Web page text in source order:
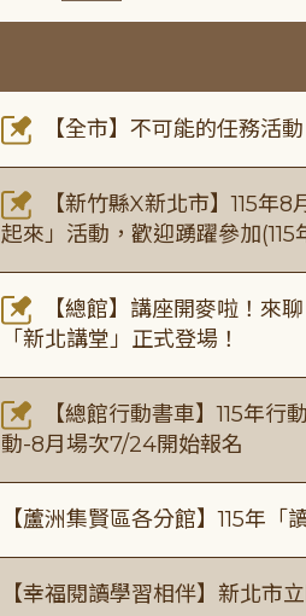
【全市】不可能的任務活動
【新竹縣X新北市】115年
起來」活動，歡迎踴躍參加(115
【總館】講座開麥啦！來
「新北講堂」正式登場！
【總館行動書車】115年
動-8月場次7/24開始報名
【蘆洲集賢區各分館】115年
【幸福閱讀學習相伴】新北市